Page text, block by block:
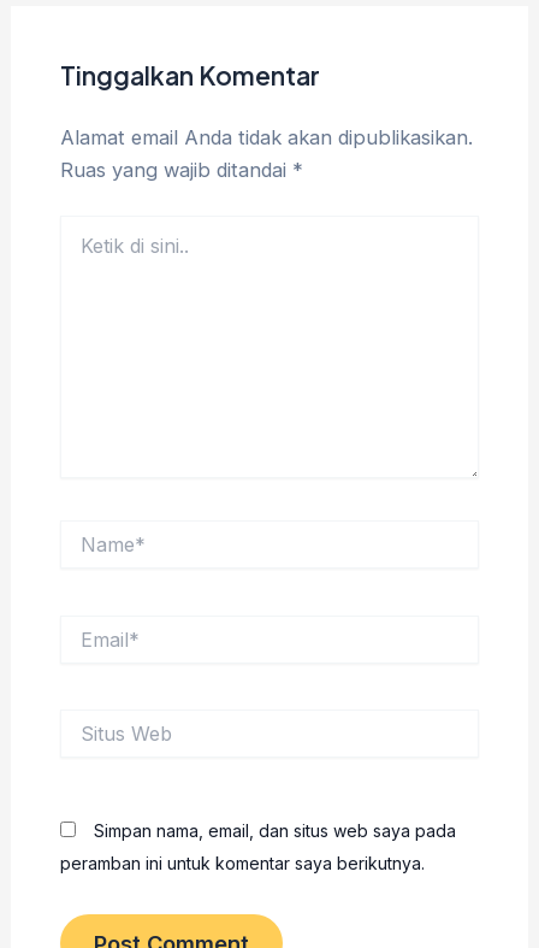
Tinggalkan Komentar
Alamat email Anda tidak akan dipublikasikan.
Ruas yang wajib ditandai *
Web
Simpan nama, email, dan situs web saya pada
peramban ini untuk komentar saya berikutnya.